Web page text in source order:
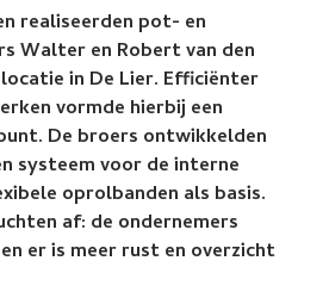
realiseerden pot- en
Walter en Robert van den
in De Lier. Efficiënter
vormde hierbij een
De broers ontwikkelden
systeem voor de interne
oprolbanden als basis.
af: de ondernemers
er is meer rust en overzicht